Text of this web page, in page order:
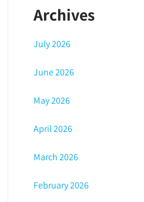
Archives
July 2026
June 2026
May 2026
April 2026
March 2026
February 2026